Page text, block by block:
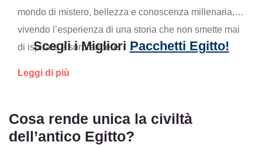
mondo di mistero, bellezza e conoscenza millenaria,
vivendo l’esperienza di una storia che non smette mai
di ispirare e sorprendere.
Scegli i Migliori Pacchetti Egitto!
Leggi di più
Cosa rende unica la civiltà
dell’antico Egitto?